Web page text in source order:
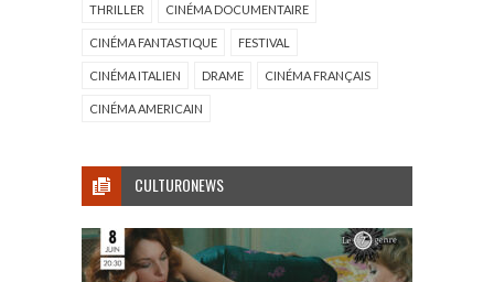
THRILLER CINÉMA DOCUMENTAIRE
CINÉMA FANTASTIQUE FESTIVAL
CINÉMA ITALIEN DRAME CINÉMA FRANÇAIS
CINÉMA AMERICAIN
CULTURONEWS